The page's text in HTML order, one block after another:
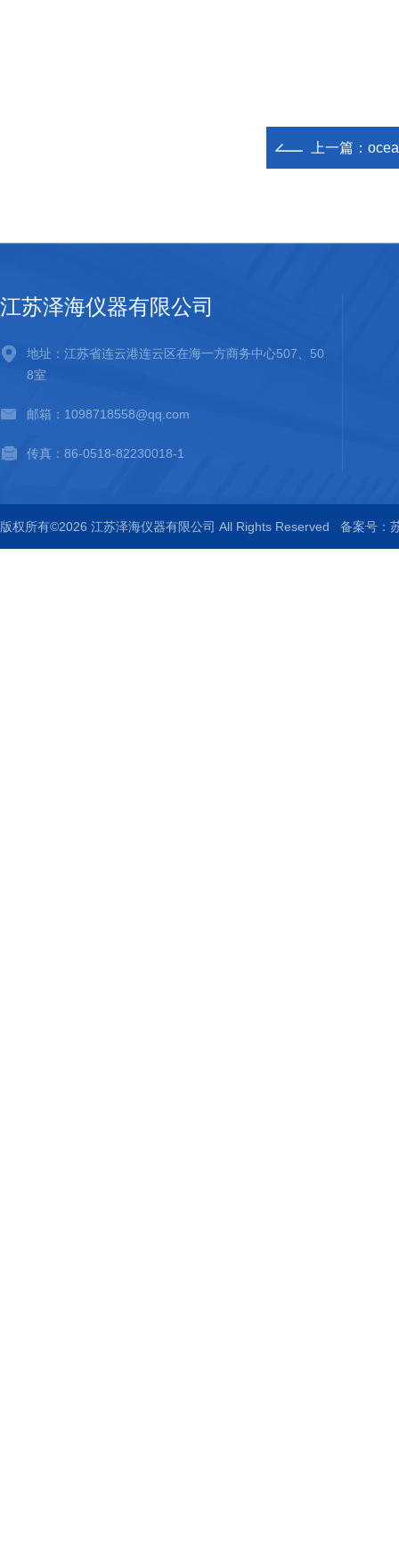
上一篇：
江苏泽海仪器有限公司
地址：江苏省连云港连云区在海一方商务中心507、50
8室
邮箱：1098718558@qq.com
传真：86-0518-82230018-1
版权所有©2026 江苏泽海仪器有限公司 All Rights Reserved 备案号：